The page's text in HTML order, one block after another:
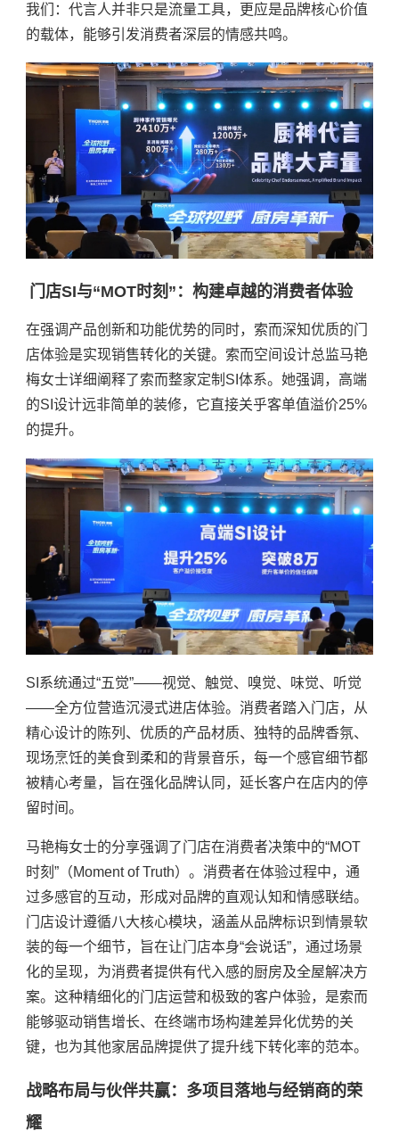
我们：代言人并非只是流量工具，更应是品牌核心价值
的载体，能够引发消费者深层的情感共鸣。
门店SI与“MOT时刻”：构建卓越的消费者体验
在强调产品创新和功能优势的同时，索而深知优质的门
店体验是实现销售转化的关键。索而空间设计总监马艳
梅女士详细阐释了索而整家定制 SI 体系。她强调，高端
的SI设计远非简单的装修，它直接关乎客单值溢价25%
的提升。
S 系统通过“五觉”——视觉、触觉、嗅觉、味觉、听觉
——全方位营造沉浸式进店体验。消费者踏入门店，从
精心设计的陈列、优质的产品材质、独特的品牌香氛、
现场烹饪的美食到柔和的背景音乐，每一个感官细节都
被精心考量，旨在强化品牌认同，延长客户在店内的停
留时间。
马艳梅女士的分享强调了门店在消费者决策中的“MOT
时刻”（Moment of Truth）。消费者在体验过程中，通
过多感官的互动，形成对品牌的直观认知和情感联结。
门店设计遵循八大核心模块，涵盖从品牌标识到情景软
装的每一个细节，旨在让门店本身“会说话”，通过场景
化的呈现，为消费者提供有代入感的厨房及全屋解决方
案。这种精细化的门店运营和极致的客户体验，是索而
能够驱动销售增长、在终端市场构建差异化优势的关
键，也为其他家居品牌提供了提升线下转化率的范本。
战略布局与伙伴共赢：多项目落地与经销商的荣
耀